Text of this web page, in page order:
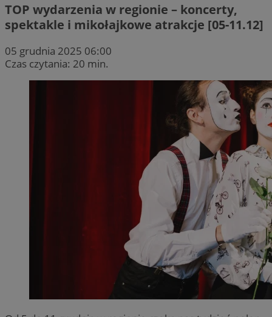
TOP wydarzenia w regionie – koncerty,
spektakle i mikołajkowe atrakcje [05-11.12]
05 grudnia 2025 06:00
Czas czytania: 20 min.